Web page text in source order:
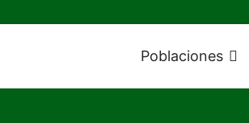
Poblaciones